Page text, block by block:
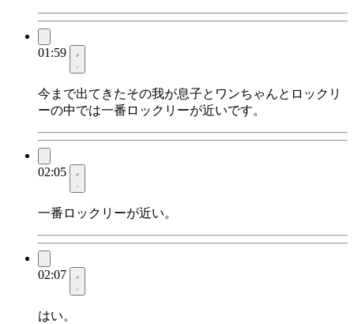
01:59
今まで出てきたその我が息子とワンちゃんとロックリ
ーの中では一番ロックリーが近いです。
02:05
一番ロックリーが近い。
02:07
はい。